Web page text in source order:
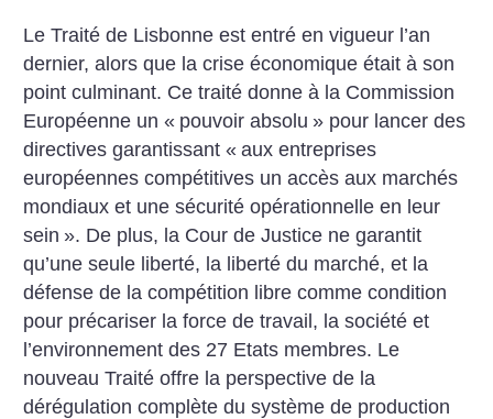
Le Traité de Lisbonne est entré en vigueur l’an
dernier, alors que la crise économique était à son
point culminant. Ce traité donne à la Commission
Européenne un « pouvoir absolu » pour lancer des
directives garantissant « aux entreprises
européennes compétitives un accès aux marchés
mondiaux et une sécurité opérationnelle en leur
sein ». De plus, la Cour de Justice ne garantit
qu’une seule liberté, la liberté du marché, et la
défense de la compétition libre comme condition
pour précariser la force de travail, la société et
l’environnement des 27 Etats membres. Le
nouveau Traité offre la perspective de la
dérégulation complète du système de production